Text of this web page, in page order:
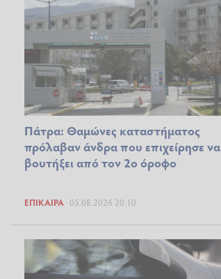
Πάτρα: Θαμώνες καταστήματος
πρόλαβαν άνδρα που επιχείρησε να
βουτήξει από τον 2ο όροφο
ΕΠΊΚΑΙΡΑ 05.08.2026 20:10